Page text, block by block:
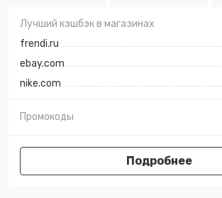
Лучший кэшбэк в магазинах
frendi.ru
ebay.com
nike.com
Промокоды
Подробнее